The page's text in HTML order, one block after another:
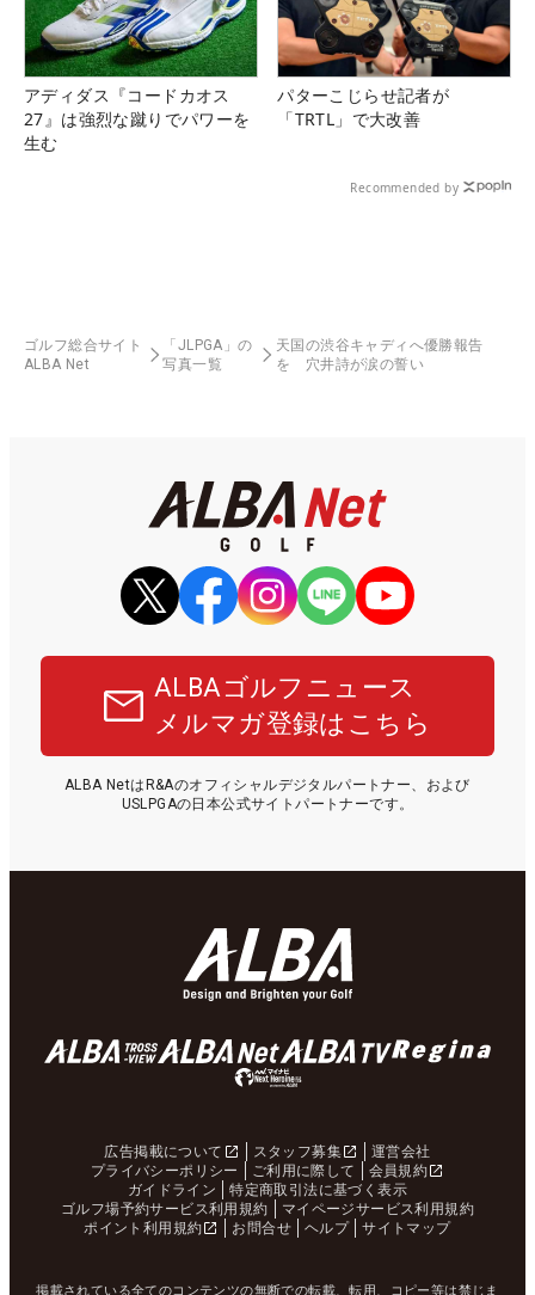
アディダス『コードカオス
27』は強烈な蹴りでパワーを
生む
パターこじらせ記者が
「TRTL」で大改善
Recommended by
ゴルフ総合サイト
ALBA Net
「JLPGA」の
写真一覧
天国の渋谷キャディへ優勝報告
を 穴井詩が涙の誓い
ALBAゴルフニュース
メルマガ登録はこちら
ALBA NetはR&Aのオフィシャルデジタルパートナー、および
USLPGAの日本公式サイトパートナーです。
広告掲載について スタッフ募集
運営会社
プライバシーポリシー
ご利用に際して
会員規約
ガイドライン
特定商取引法に基づく表示
ゴルフ場予約サービス利用規約
マイページサービス利用規約
ポイント利用規約
お問合せ ヘルプ サイトマップ
掲載されている全てのコンテンツの無断での転載、転用、コピー等は禁じま